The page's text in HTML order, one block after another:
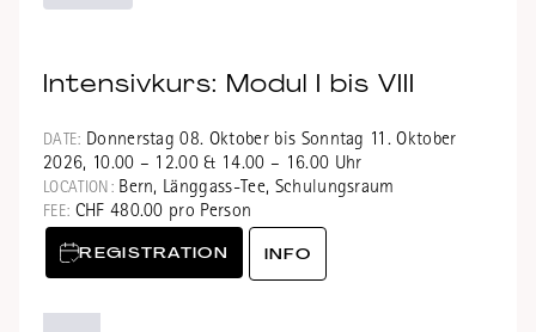
Intensivkurs: Modul I bis VIII
DATE: Donnerstag 08. Oktober bis Sonntag 11. Oktober
2026, 10.00 – 12.00 & 14.00 – 16.00 Uhr
LOCATION:Bern, Länggass-Tee, Schulungsraum
FEE: CHF 480.00 pro Person
REGISTRATION INFO